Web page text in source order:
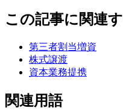
この記事に関連
第三者割当増資
株式譲渡
資本業務提携
関連用語